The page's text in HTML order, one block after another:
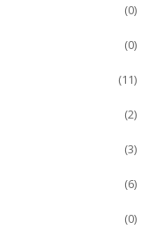
(0)
(0)
(11)
(2)
(3)
(6)
(0)